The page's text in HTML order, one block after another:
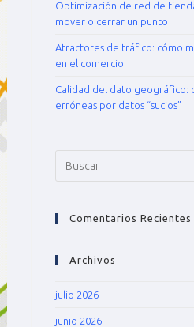
Optimización de red de
mover o cerrar un punto
Atractores de tráfico: cómo
en el comercio
Calidad del dato geográfico:
erróneas por datos “sucios”
Comentarios Recientes
Archivos
julio 2026
junio 2026